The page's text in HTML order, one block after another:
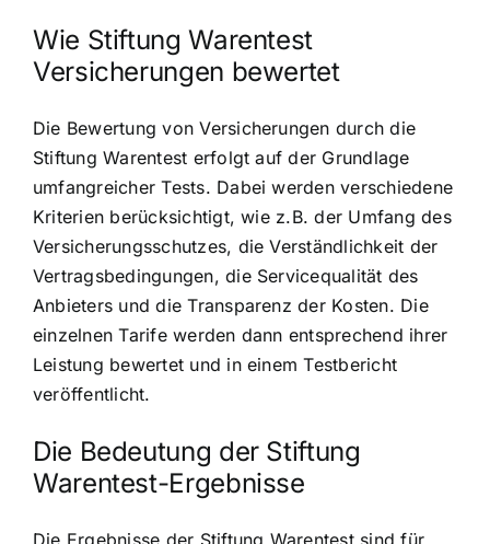
Wie Stiftung Warentest
Versicherungen bewertet
Die Bewertung von Versicherungen durch die
Stiftung Warentest erfolgt auf der Grundlage
umfangreicher Tests. Dabei werden verschiedene
Kriterien berücksichtigt, wie z.B. der Umfang des
Versicherungsschutzes, die Verständlichkeit der
Vertragsbedingungen, die Servicequalität des
Anbieters und die Transparenz der Kosten. Die
einzelnen Tarife werden dann entsprechend ihrer
Leistung bewertet und in einem Testbericht
veröffentlicht.
Die Bedeutung der Stiftung
Warentest-Ergebnisse